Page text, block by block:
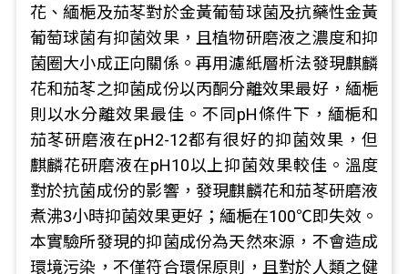
花、緬梔及茄苳對於金黃葡萄球菌及抗藥性金黃
葡萄球菌有抑菌效果，且植物研磨液之濃度和抑
菌圈大小成正向關係。再用濾紙層析法發現麒麟
花和茄苳之抑菌成份以丙酮分離效果最好，緬梔
則以水分離效果最佳。不同pH條件下，緬梔和
茄苳研磨液在pH2-12都有很好的抑菌效果，但
麒麟花研磨液在pH10以上抑菌效果較佳。溫度
對於抗菌成份的影響，發現麒麟花和茄苳研磨液
煮沸3小時抑菌效果更好；緬梔在100℃即失效。
本實驗所發現的抑菌成份為天然來源，不會造成
環境污染，不僅符合環保原則，且對於人類之健